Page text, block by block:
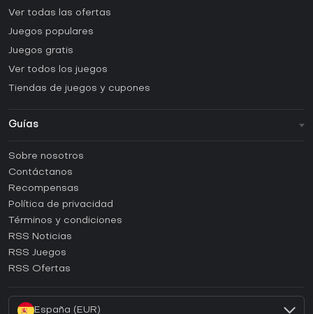
Ver todas las ofertas
Juegos populares
Juegos gratis
Ver todos los juegos
Tiendas de juegos y cupones
Guías
Guías y tutoriales
¿Cómo activar una CD Key de Steam?
¿Cómo activar una CD Key de Epic Games?
¿Cómo activar una CD Key de GOG?
¿Cómo activar una CD Key de Ubisoft Connect?
Sobre nosotros
Contáctanos
Recompensas
Política de privacidad
Términos y condiciones
RSS Noticias
RSS Juegos
RSS Ofertas
España (EUR)